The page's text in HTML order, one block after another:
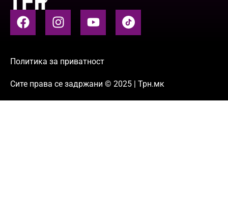
Политика за приватност
Сите права се задржани © 2025 | Трн.мк